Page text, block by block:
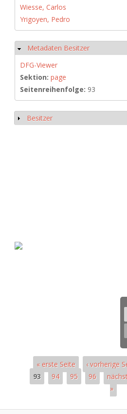
Wiesse, Carlos
Yrigoyen, Pedro
Hide
Metadaten Besitzer
DFG-Viewer
Sektion: page
Seitenreihenfolge: 93
Show
Besitzer
« erste Seite ‹ vorherige
93
94 95 96
»